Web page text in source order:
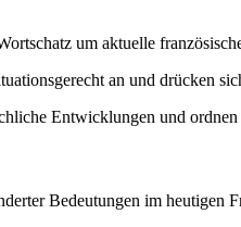
um aktuelle
an und drücken
Entwicklungen und
Bedeutungen im heutigen